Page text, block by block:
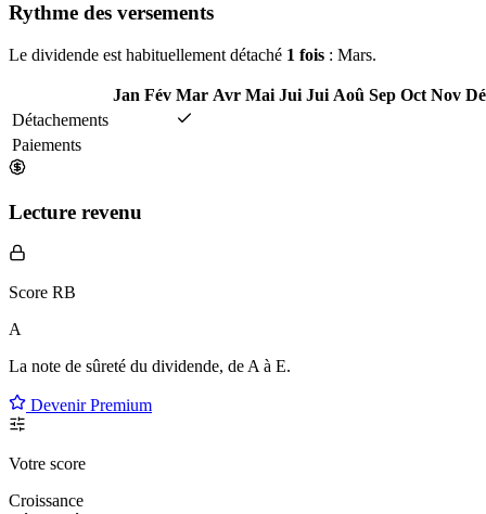
Rythme des versements
Le dividende est habituellement détaché 1 fois : Mars.
Jan Fév Mar Avr Mai Jui Jui Aoû Sep Oct Nov
Détachements
Paiements
Lecture revenu
Score RB
A
La note de sûreté du dividende, de A à E.
Devenir Premium
Votre score
Croissance